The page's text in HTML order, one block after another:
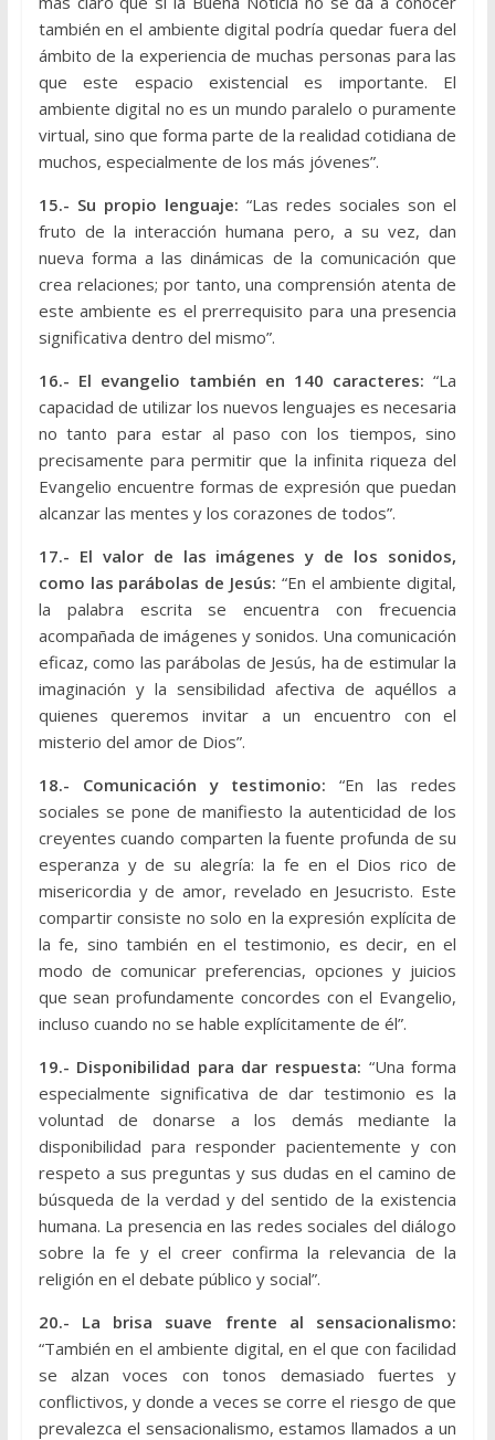
también en el ambiente digital podría quedar fuera del
ámbito de la experiencia de muchas personas para las
que este espacio existencial es importante. El
ambiente digital no es un mundo paralelo o puramente
virtual, sino que forma parte de la realidad cotidiana de
muchos, especialmente de los más jóvenes”.
15.- Su propio lenguaje: “Las redes sociales son el
fruto de la interacción humana pero, a su vez, dan
nueva forma a las dinámicas de la comunicación que
crea relaciones; por tanto, una comprensión atenta de
este ambiente es el prerrequisito para una presencia
significativa dentro del mismo”.
16.- El evangelio también en 140 caracteres: “La
capacidad de utilizar los nuevos lenguajes es necesaria
no tanto para estar al paso con los tiempos, sino
precisamente para permitir que la infinita riqueza del
Evangelio encuentre formas de expresión que puedan
alcanzar las mentes y los corazones de todos”.
17.- El valor de las imágenes y de los sonidos,
como las parábolas de Jesús: “En el ambiente digital,
la palabra escrita se encuentra con frecuencia
acompañada de imágenes y sonidos. Una comunicación
eficaz, como las parábolas de Jesús, ha de estimular la
imaginación y la sensibilidad afectiva de aquéllos a
quienes queremos invitar a un encuentro con el
misterio del amor de Dios”.
18.- Comunicación y testimonio: “En las redes
sociales se pone de manifiesto la autenticidad de los
creyentes cuando comparten la fuente profunda de su
esperanza y de su alegría: la fe en el Dios rico de
misericordia y de amor, revelado en Jesucristo. Este
compartir consiste no solo en la expresión explícita de
la fe, sino también en el testimonio, es decir, en el
modo de comunicar preferencias, opciones y juicios
que sean profundamente concordes con el Evangelio,
incluso cuando no se hable explícitamente de él”.
19.- Disponibilidad para dar respuesta: “Una forma
especialmente significativa de dar testimonio es la
voluntad de donarse a los demás mediante la
disponibilidad para responder pacientemente y con
respeto a sus preguntas y sus dudas en el camino de
búsqueda de la verdad y del sentido de la existencia
humana. La presencia en las redes sociales del diálogo
sobre la fe y el creer confirma la relevancia de la
religión en el debate público y social”.
20.- La brisa suave frente al sensacionalismo:
“También en el ambiente digital, en el que con facilidad
se alzan voces con tonos demasiado fuertes y
conflictivos, y donde a veces se corre el riesgo de que
prevalezca el sensacionalismo, estamos llamados a un